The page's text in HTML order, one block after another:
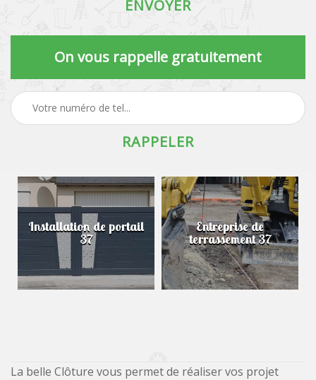
On vous rappelle gratuitement
Installation de portail
37
Entreprise de
terrassement 37
La belle Clôture vous permet de réaliser vos projet